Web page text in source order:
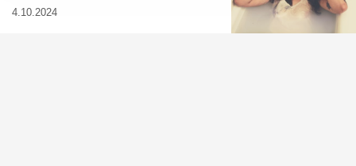
4.10.2024